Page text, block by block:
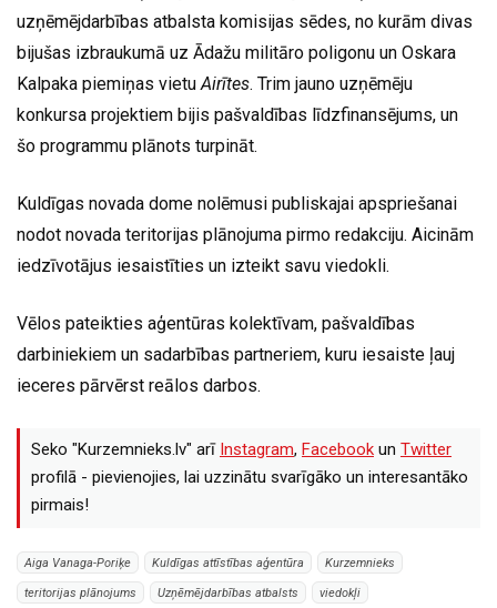
uzņēmējdarbības atbalsta komisijas sēdes, no kurām divas
bijušas izbraukumā uz Ādažu militāro poligonu un Oskara
Kalpaka piemiņas vietu Airītes. Trim jauno uzņēmēju
konkursa projektiem bijis pašvaldības līdzfinansējums, un
šo programmu plānots turpināt.
Kuldīgas novada dome nolēmusi publiskajai apspriešanai
nodot novada teritorijas plānojuma pirmo redakciju. Aicinām
iedzīvotājus iesaistīties un izteikt savu viedokli.
Vēlos pateikties aģentūras kolektīvam, pašvaldības
darbiniekiem un sadarbības partneriem, kuru iesaiste ļauj
ieceres pārvērst reālos darbos.
Seko "Kurzemnieks.lv" arī Instagram, Facebook un Twitter
profilā - pievienojies, lai uzzinātu svarīgāko un interesantāko
pirmais!
Aiga Vanaga-Poriķe Kuldīgas attīstības aģentūra Kurzemnieks
teritorijas plānojums Uzņēmējdarbības atbalsts viedokļi